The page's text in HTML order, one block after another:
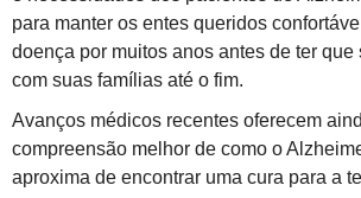
para manter os entes queridos
doença por muitos anos antes de ter
com suas famílias até o fim.
Avanços médicos recentes oferecem
compreensão melhor de como o
aproxima de encontrar uma cura para a